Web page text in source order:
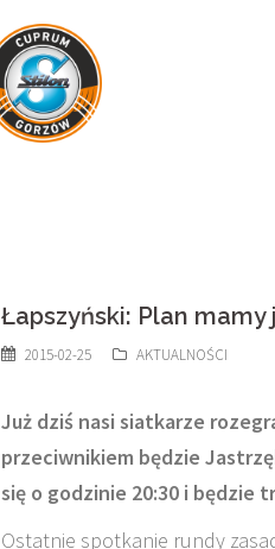
Łapszyński: Plan
2015-02-25 AKTUALNOŚCI
Już dziś nasi siatkarze
przeciwnikiem będzie
się o godzinie 20:30 i będzie
Ostatnie spotkanie rundy